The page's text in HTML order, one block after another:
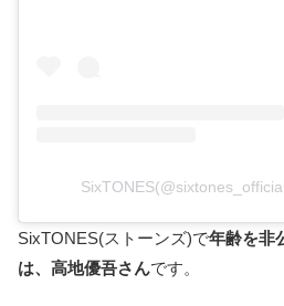
SixTONES(ストーンズ)で年齢を非
は、高地優吾さんです。